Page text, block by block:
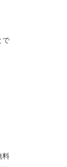
で
料